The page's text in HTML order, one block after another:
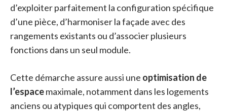
d’exploiter parfaitement la configuration spécifique
d’une pièce, d’harmoniser la façade avec des
rangements existants ou d’associer plusieurs
fonctions dans un seul module.
Cette démarche assure aussi une optimisation de
l’espacemaximale, notamment dans les logements
anciens ou atypiques qui comportent des angles,